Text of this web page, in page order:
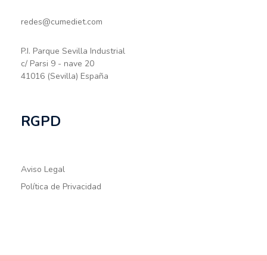
redes@cumediet.com
P.I. Parque Sevilla Industrial
c/ Parsi 9 - nave 20
41016 (Sevilla) España
RGPD
Aviso Legal
Política de Privacidad